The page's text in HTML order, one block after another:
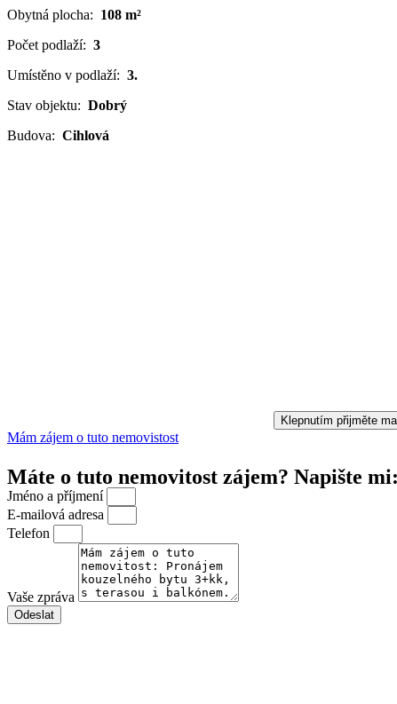
Obytná plocha: 108 m²
Počet podlaží: 3
Umístěno v podlaží: 3.
Stav objektu: Dobrý
Budova: Cihlová
Klepnutím přijměte
Mám zájem o tuto nemovistost
Máte o tuto nemovitost zájem? Napište mi:
Jméno a příjmení
E-mailová adresa
Telefon
Vaše zpráva
Odeslat